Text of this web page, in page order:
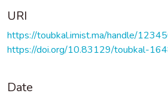
URI
https://toubkal.imist.ma/handle/
https://doi.org/10.83129/toubkal-
Date